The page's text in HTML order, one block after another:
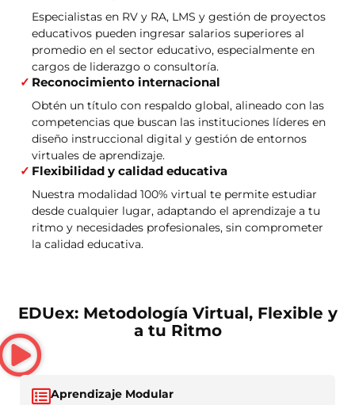
Especialistas en RV y RA, LMS y gestión de proyectos
educativos pueden ingresar salarios superiores al
promedio en el sector educativo, especialmente en
cargos de liderazgo o consultoría.
Reconocimiento internacional
Obtén un título con respaldo global, alineado con las
competencias que buscan las instituciones líderes en
diseño instruccional digital y gestión de entornos
virtuales de aprendizaje.
Flexibilidad y calidad educativa
Nuestra modalidad 100% virtual te permite estudiar
desde cualquier lugar, adaptando el aprendizaje a tu
ritmo y necesidades profesionales, sin comprometer
la calidad educativa.
EDUex: Metodología Virtual, Flexible y
a tu Ritmo
Aprendizaje Modular